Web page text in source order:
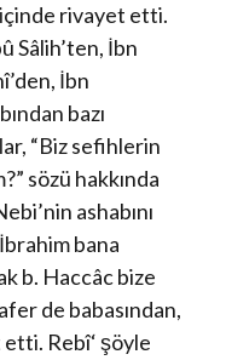
içinde rivayet etti.
Sâlih’ten, İbn
İbn
bazı
“Biz sefihlerin
sözü hakkında
ashabını
bana
b. Haccâc bize
de babasından,
etti. Rebî‘ şöyle